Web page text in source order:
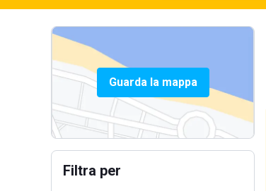
Guarda la mappa
Filtra per